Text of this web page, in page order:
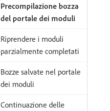
Precompilazione bozza
del portale dei moduli
Riprendere i moduli
parzialmente completati
Bozze salvate nel portale
dei moduli
Continuazione delle